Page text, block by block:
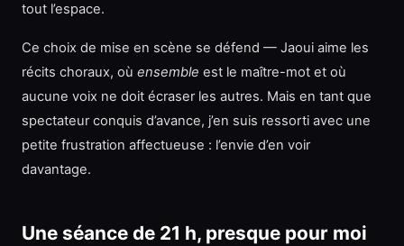
tout l’espace.
Ce choix de mise en scène se défend — Jaoui aime les
récits choraux, où ensemble est le maître-mot et où
aucune voix ne doit écraser les autres. Mais en tant que
spectateur conquis d’avance, j’en suis ressorti avec une
petite frustration affectueuse : l’envie d’en voir
davantage.
Une séance de 21 h, presque pour moi